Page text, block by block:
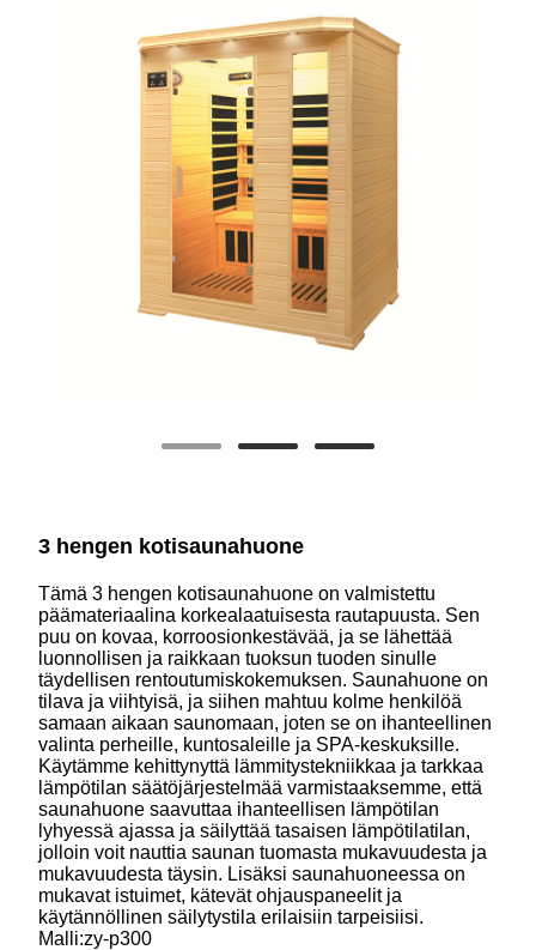
3 hengen kotisaunahuone
Tämä 3 hengen kotisaunahuone on valmistettu
päämateriaalina korkealaatuisesta rautapuusta. Sen
puu on kovaa, korroosionkestävää, ja se lähettää
luonnollisen ja raikkaan tuoksun tuoden sinulle
täydellisen rentoutumiskokemuksen. Saunahuone on
tilava ja viihtyisä, ja siihen mahtuu kolme henkilöä
samaan aikaan saunomaan, joten se on ihanteellinen
valinta perheille, kuntosaleille ja SPA-keskuksille.
Käytämme kehittynyttä lämmitystekniikkaa ja tarkkaa
lämpötilan säätöjärjestelmää varmistaaksemme, että
saunahuone saavuttaa ihanteellisen lämpötilan
lyhyessä ajassa ja säilyttää tasaisen lämpötilatilan,
jolloin voit nauttia saunan tuomasta mukavuudesta ja
mukavuudesta täysin. Lisäksi saunahuoneessa on
mukavat istuimet, kätevät ohjauspaneelit ja
käytännöllinen säilytystila erilaisiin tarpeisiisi.
Malli:zy-p300